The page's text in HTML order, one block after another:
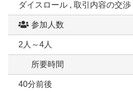
ダイスロール , 取引内容の交渉
参加人数
2人～4人
所要時間
40分前後